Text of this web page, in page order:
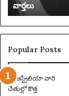
Popular Posts